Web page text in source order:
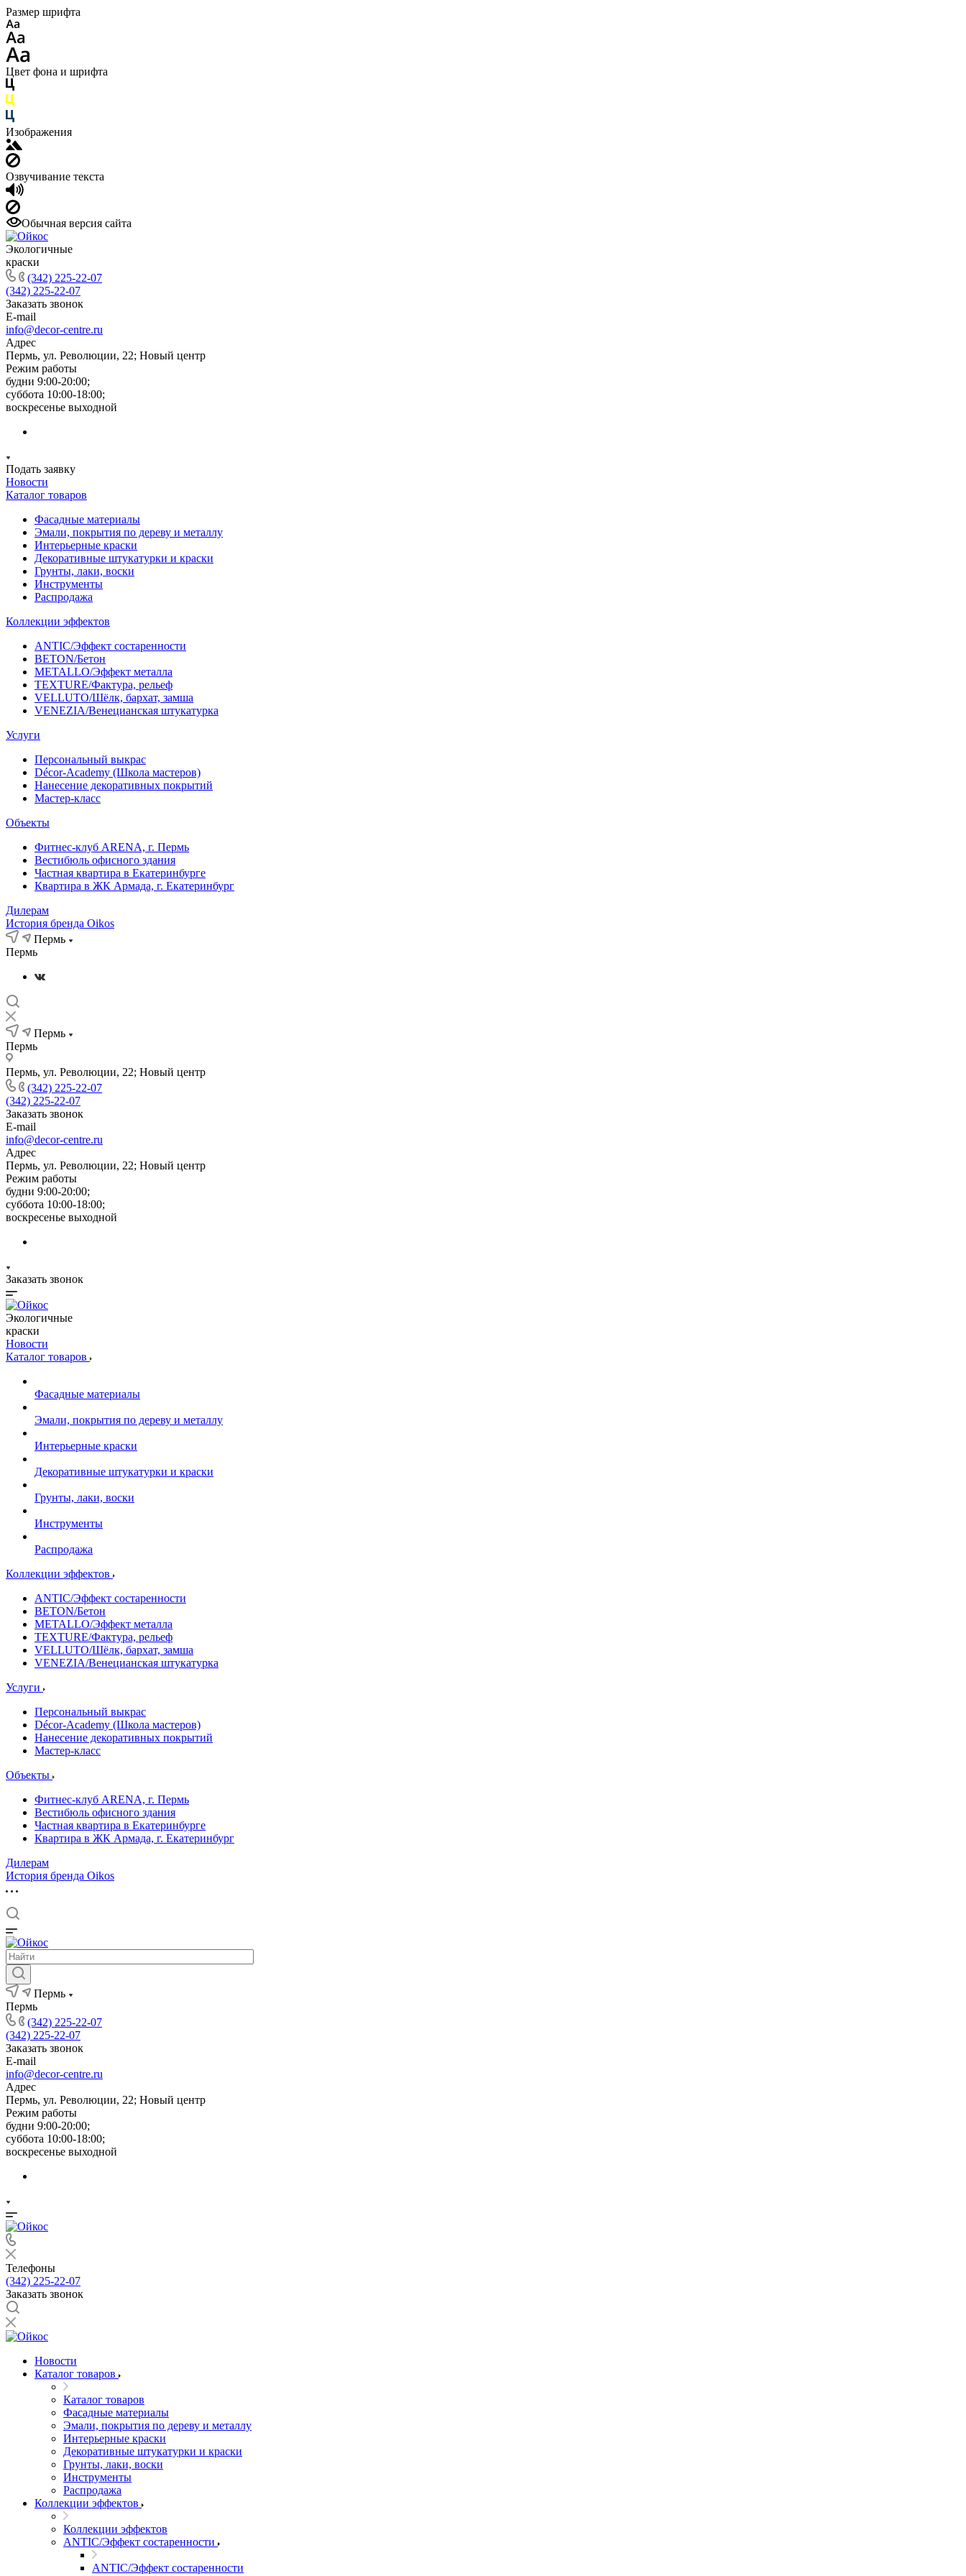
Размер шрифта
Цвет фона и шрифта
Изображения
Озвучивание текста
Обычная версия сайта
Экологичные
краски
(342) 225-22-07
(342) 225-22-07
Заказать звонок
E-mail
info@decor-centre.ru
Адрес
Пермь, ул. Революции, 22; Новый центр
Режим работы
будни 9:00-20:00;
суббота 10:00-18:00;
воскресенье выходной
Подать заявку
Новости
Каталог товаров
Фасадные материалы
Эмали, покрытия по дереву и металлу
Интерьерные краски
Декоративные штукатурки и краски
Грунты, лаки, воски
Инструменты
Распродажа
Коллекции эффектов
ANTIC/Эффект состаренности
BETON/Бетон
METALLO/Эффект металла
TEXTURE/Фактура, рельеф
VELLUTO/Шёлк, бархат, замша
VENEZIA/Венецианская штукатурка
Услуги
Персональный выкрас
Décor-Academy (Школа мастеров)
Нанесение декоративных покрытий
Мастер-класс
Объекты
Фитнес-клуб ARENA, г. Пермь
Вестибюль офисного здания
Частная квартира в Екатеринбурге
Квартира в ЖК Армада, г. Екатеринбург
Дилерам
История бренда Oikos
Пермь
Пермь
Пермь
Пермь
Пермь, ул. Революции, 22; Новый центр
(342) 225-22-07
(342) 225-22-07
Заказать звонок
E-mail
info@decor-centre.ru
Адрес
Пермь, ул. Революции, 22; Новый центр
Режим работы
будни 9:00-20:00;
суббота 10:00-18:00;
воскресенье выходной
Заказать звонок
Экологичные
краски
Новости
Каталог товаров
Фасадные материалы
Эмали, покрытия по дереву и металлу
Интерьерные краски
Декоративные штукатурки и краски
Грунты, лаки, воски
Инструменты
Распродажа
Коллекции эффектов
ANTIC/Эффект состаренности
BETON/Бетон
METALLO/Эффект металла
TEXTURE/Фактура, рельеф
VELLUTO/Шёлк, бархат, замша
VENEZIA/Венецианская штукатурка
Услуги
Персональный выкрас
Décor-Academy (Школа мастеров)
Нанесение декоративных покрытий
Мастер-класс
Объекты
Фитнес-клуб ARENA, г. Пермь
Вестибюль офисного здания
Частная квартира в Екатеринбурге
Квартира в ЖК Армада, г. Екатеринбург
Дилерам
История бренда Oikos
Пермь
Пермь
(342) 225-22-07
(342) 225-22-07
Заказать звонок
E-mail
info@decor-centre.ru
Адрес
Пермь, ул. Революции, 22; Новый центр
Режим работы
будни 9:00-20:00;
суббота 10:00-18:00;
воскресенье выходной
Телефоны
(342) 225-22-07
Заказать звонок
Новости
Каталог товаров
Каталог товаров
Фасадные материалы
Эмали, покрытия по дереву и металлу
Интерьерные краски
Декоративные штукатурки и краски
Грунты, лаки, воски
Инструменты
Распродажа
Коллекции эффектов
Коллекции эффектов
ANTIC/Эффект состаренности
ANTIC/Эффект состаренности